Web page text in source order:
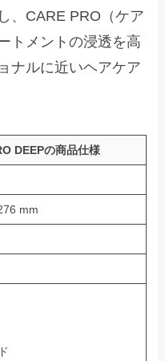
、CARE PRO（ケア
トメントの浸透を高
ナルに近いヘアケア
DEEPの商品仕様
mm